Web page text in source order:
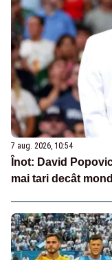
7 aug. 2026, 10:54
Înot: David
mai tari decât